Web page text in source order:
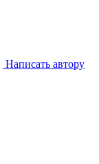
Написать автору